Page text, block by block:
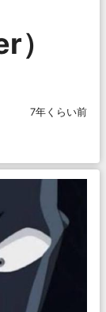
7年くらい前